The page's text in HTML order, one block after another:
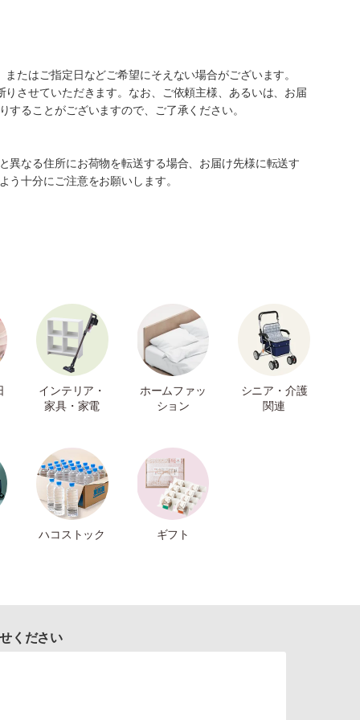
たはご指定日などご希望にそえない場合がございます。
させていただきます。なお、ご依頼主様、あるいは、お届
ることがございますので、ご了承ください。
異なる住所にお荷物を転送する場合、お届け先様に転送す
十分にご注意をお願いします。
インテリア・
家具・家電
ホームファッ
ション
シニア・介護
関連
ハコストック ギフト
ください